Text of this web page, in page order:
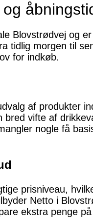
Blovstrødvej og
tidlig morgen til
for indkøb.
af produkter
bred vifte af
nogle få
prisniveau,
Netto i
ekstra penge